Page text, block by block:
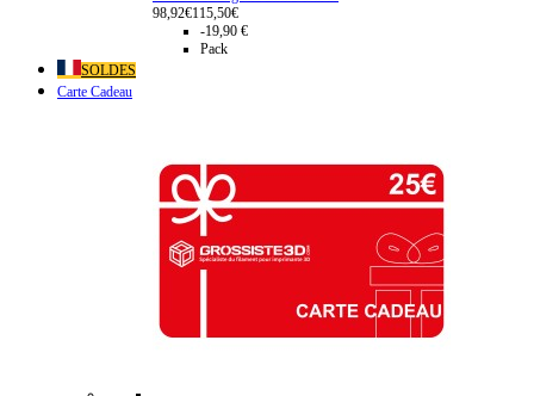
98,92€115,50€
-19,90 €
Pack
SOLDES
Carte Cadeau